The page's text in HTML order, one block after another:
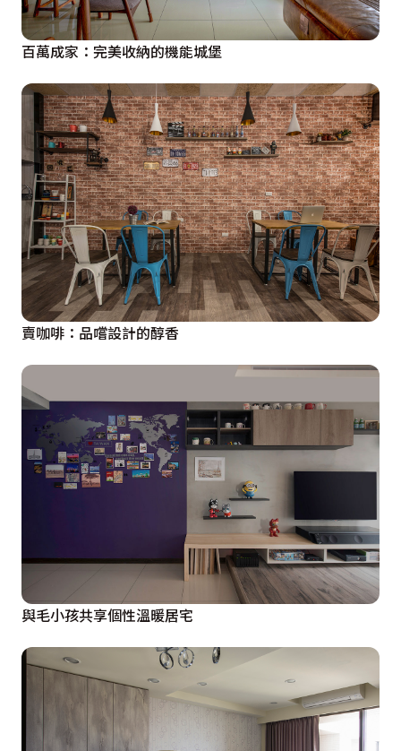
百萬成家：完美收納的機能城堡
賣咖啡：品嚐設計的醇香
與毛小孩共享個性溫暖居宅